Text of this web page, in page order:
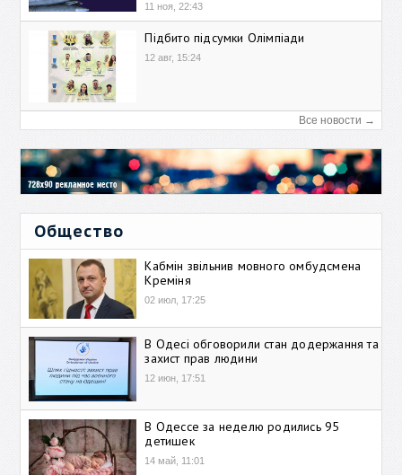
11 ноя, 22:43
Підбито підсумки Олімпіади
12 авг, 15:24
Все новости →
Общество
Кабмін звільнив мовного омбудсмена
Креміня
02 июл, 17:25
В Одесі обговорили стан додержання та
захист прав людини
12 июн, 17:51
В Одессе за неделю родились 95
детишек
14 май, 11:01